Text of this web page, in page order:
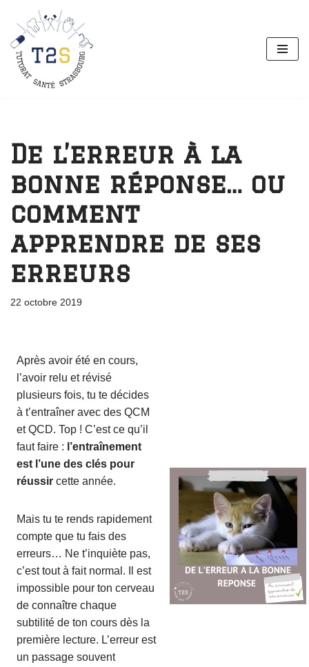
Aller
au
contenu
De l’erreur à la
bonne réponse… ou
comment
apprendre de ses
erreurs
22 octobre 2019
Après avoir été en cours,
l’avoir relu et révisé
plusieurs fois, tu te décides
à t’entraîner avec des QCM
et QCD. Top ! C’est ce qu’il
faut faire : l’entraînement
est l’une des clés pour
réussircette année.
Mais tu te rends rapidement
compte que tu fais des
erreurs… Ne t’inquiète pas,
c’est tout à fait normal. Il est
impossible pour ton cerveau
de connaître chaque
subtilité de ton cours dès la
première lecture. L’erreur est
un passage souvent